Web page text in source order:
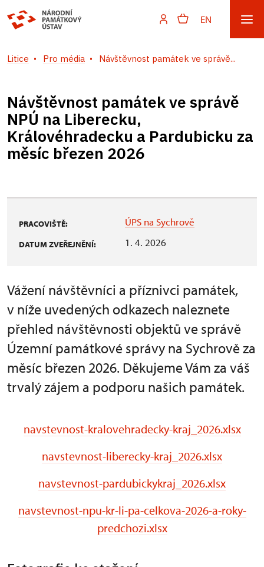
EN
Litice Pro média Návštěvnost památek ve správě...
Návštěvnost památek ve správě
NPÚ na Liberecku,
Královéhradecku a Pardubicku za
měsíc březen 2026
PRACOVIŠTĚ: ÚPS na Sychrově
DATUM ZVEŘEJNĚNÍ: 1. 4. 2026
Vážení návštěvníci a příznivci památek,
v níže uvedených odkazech naleznete
přehled návštěvnosti objektů ve správě
Územní památkové správy na Sychrově za
měsíc březen 2026. Děkujeme Vám za váš
trvalý zájem a podporu našich památek.
navstevnost-kralovehradecky-kraj_2026.xlsx
navstevnost-liberecky-kraj_2026.xlsx
navstevnost-pardubickykraj_2026.xlsx
navstevnost-npu-kr-li-pa-celkova-2026-a-roky-
predchozi.xlsx